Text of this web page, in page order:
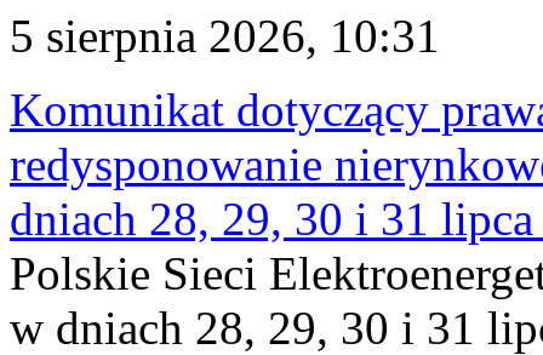
5 sierpnia 2026, 10:31
Komunikat dotyczący
redysponowanie
dniach 28, 29, 30 i 31
Polskie Sieci
w dniach 28, 29, 30 i 31